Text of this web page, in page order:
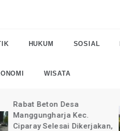
HUKUM SOSIAL
WISATA
Rabat Beton Desa
Manggungharja Kec.
Ciparay Selesai Dikerjakan,